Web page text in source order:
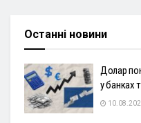
Останні новини
Долар
у банках